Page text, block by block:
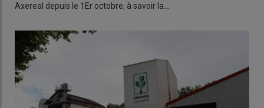
Axereal depuis le 1Er octobre, à savoir la…